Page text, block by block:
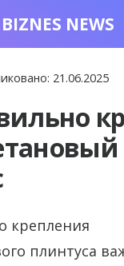
BIZNES NEWS
21.06.2025
крепления
плинтуса